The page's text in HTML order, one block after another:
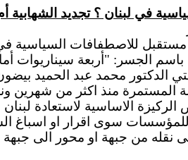
في لبنان ؟ تجديد الشهابية أم
البعض الركيزة الاساسية
للمؤسسات سوى اقرار او اسباغ
نقله من جبهة او محور الى